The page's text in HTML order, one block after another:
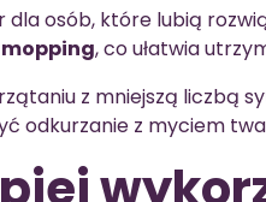
osób, które lubią
mopping, co ułatwia
z mniejszą liczbą
odkurzanie z myciem